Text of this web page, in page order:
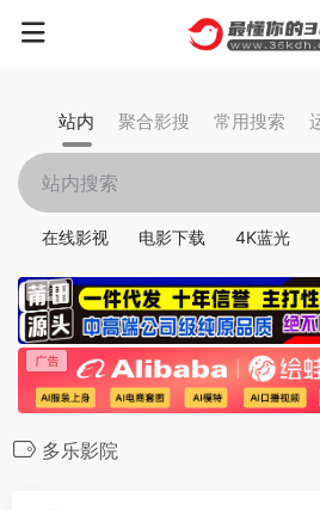
站内 聚合影搜 常用搜索
在线影视 电影下载 4K蓝光
多乐影院